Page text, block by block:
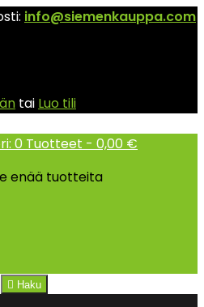
info@siemenkauppa.com
tai Luo tili
0 Tuotteet - 0,00 €
enää tuotteita
 Haku